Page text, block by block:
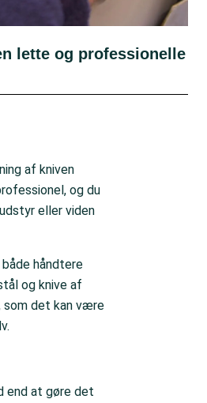
lette og professionelle
af kniven
og du
eller viden
håndtere
og knive af
som det kan være
end at gøre det